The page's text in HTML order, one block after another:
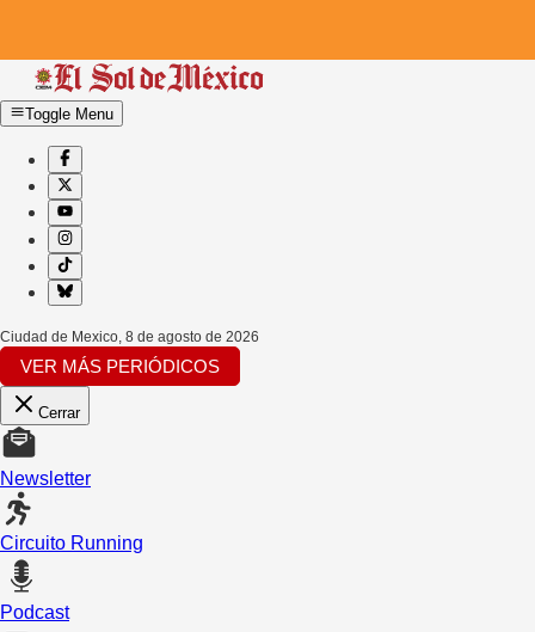
Toggle Menu
Ciudad de Mexico, 8 de agosto de 2026
VER MÁS PERIÓDICOS
Cerrar
Newsletter
Circuito Running
Podcast